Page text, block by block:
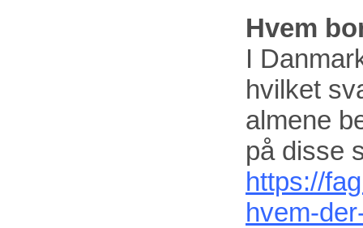
Hvem
I
hvilket
almene
på disse
https://
hvem-